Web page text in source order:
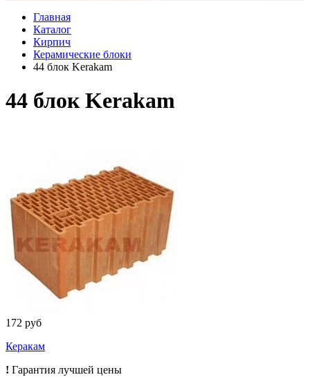
Главная
Каталог
Кирпич
Керамические блоки
44 блок Kerakam
44 блок Kerakam
172 руб
Керакам
! Гарантия лучшей цены